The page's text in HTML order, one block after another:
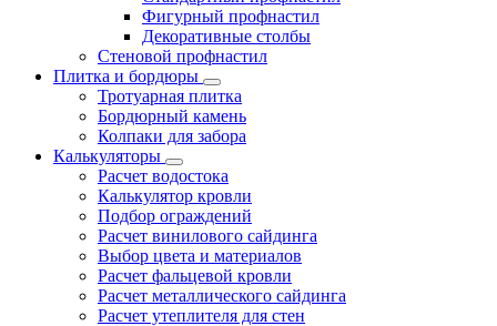
Фигурный профнастил
Декоративные столбы
Стеновой профнастил
Плитка и бордюры
Тротуарная плитка
Бордюрный камень
Колпаки для забора
Калькуляторы
Расчет водостока
Калькулятор кровли
Подбор ограждений
Расчет винилового сайдинга
Выбор цвета и материалов
Расчет фальцевой кровли
Расчет металлического сайдинга
Расчет утеплителя для стен